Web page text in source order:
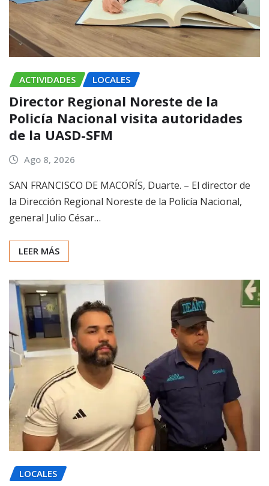
ACTIVIDADES LOCALES
Director Regional Noreste de la
Policía Nacional visita autoridades
de la UASD-SFM
Ago 8, 2026
SAN FRANCISCO DE MACORÍS, Duarte. – El director de
la Dirección Regional Noreste de la Policía Nacional,
general Julio César…
LEER MÁS
LOCALES